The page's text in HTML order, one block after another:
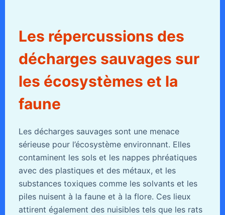
Les répercussions des
décharges sauvages sur
les écosystèmes et la
faune
Les décharges sauvages sont une menace
sérieuse pour l’écosystème environnant. Elles
contaminent les sols et les nappes phréatiques
avec des plastiques et des métaux, et les
substances toxiques comme les solvants et les
piles nuisent à la faune et à la flore. Ces lieux
attirent également des nuisibles tels que les rats